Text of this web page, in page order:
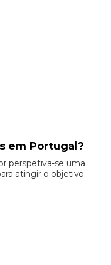
em Portugal?
perspetiva-se uma
atingir o objetivo